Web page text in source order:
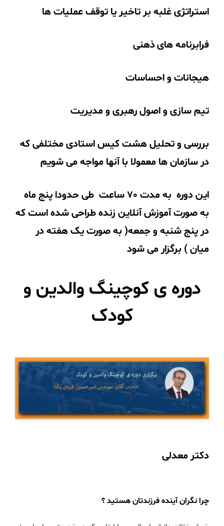
استراتژی غلبه بر تاخیر یا توقف عملیات ها
فرابرنامه های ذهنی
هیجانات و احساسات
تیم سازی و اصول رهبری و مدیریت
بررسی و تحلیل هشت کیس استادی مختلفی که
در سازمان ها معمولا با آنها مواجه می شویم
این دوره به مدت 70 ساعت طی حدودا پنج ماه
به صورت آموزش آنلاین زنده طراحی شده است که
در پنج شنبه و جمعه( به صورت یک هفته در
میان ) برگزار می شود
دوره ی کوچینگ والدین و
کودک
دکتر معدلی
چرا نگران آینده فرزندتان هستید ؟